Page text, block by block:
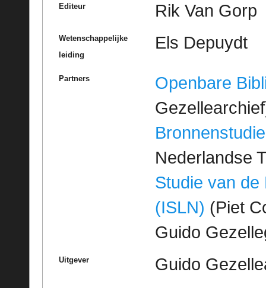
Editeur Rik Van Gorp
Wetenschappelijke
leiding
Els Depuydt
Partners
Openbare
Bronnenstudie
Nederlandse
Studie van de
(ISLN) (Piet
Guido
Uitgever Guido